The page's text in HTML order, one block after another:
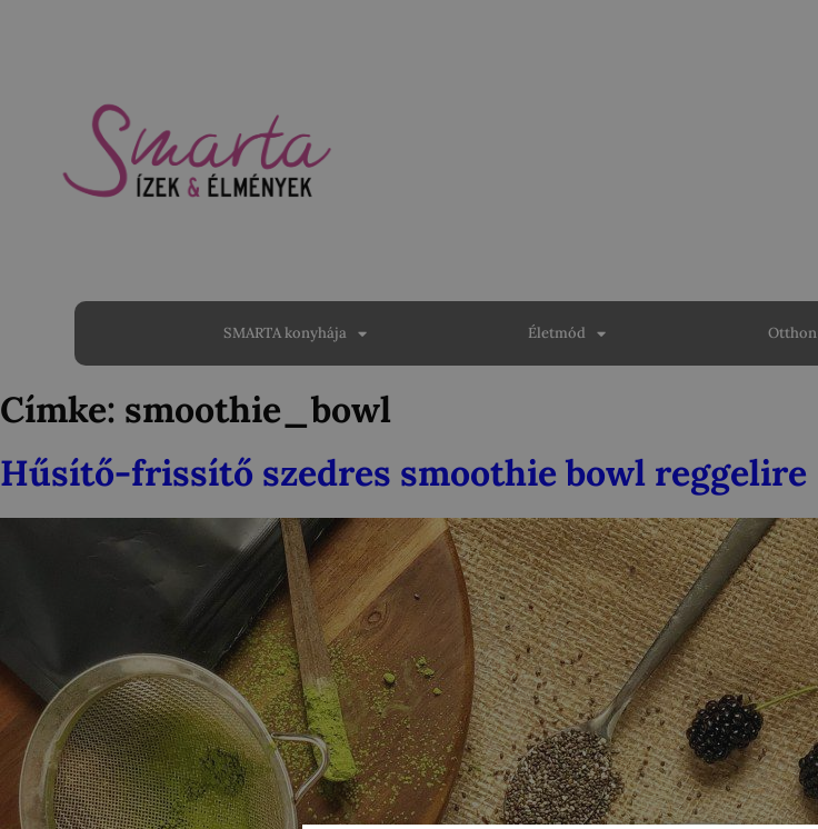
SMARTA konyhája Életmód Otthon
Címke: smoothie_bowl
Hűsítő-frissítő szedres smoothie bowl reggelire